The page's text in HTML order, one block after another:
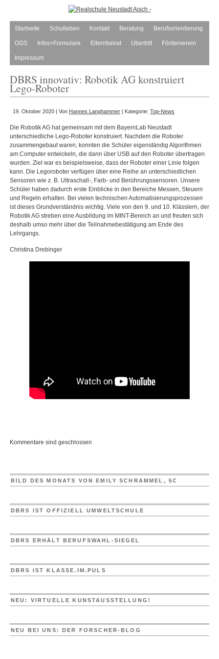
Startseite Schulleben Kontakt Beratung Berufsorientierung
OGS Infos+Formulare Elternbeirat Übertritt Förderverein
Impressum
DBRS innovativ: Robotik AG konstruiert
Lego-Roboter
19. Oktober 2020 | Von Hannes Langhammer | Kategorie: Top-News
Die Robotik AG hat gemeinsam mit dem BayernLab Neustadt
unterschiedliche Lego-Roboter konstruiert. Nachdem die Roboter
zusammengebaut waren, konnten die Schüler eigenständig Algorithmen
am Computer entwickeln, die dann über USB auf den Roboter übertragen
wurden. Ziel war es beispielsweise, dass der Roboter einer Linie folgen
kann. Die Legoroboter verfügen über eine Reihe an unterschiedlichen
Sensoren wie z. B. Ultraschall-, Farb- und Berührungssensoren. Unsere
Schüler haben dadurch erste Einblicke in den Bereiche Messen, Steuern
und Regeln erhalten. Bei vielen technischen Automatisierungsprozessen
ist dieses Grundverständnis wichtig. Viele von den 9. und 10. Klässlern, der
Robotik AG streben eine Ausbildung im MINT-Bereich an und freuten sich
deshalb umso mehr über die Teilnahmebestätigung am Ende des
Lehrgangs.
Christina Drebinger
Kommentare sind geschlossen
BILD DES MONATS VON EMILY SCHRAMMEL, 5C
DBRS IST OFFIZIELL UMWELTSCHULE
DBRS ERHÄLT BERUFSWAHL-SIEGEL
DBRS IST KLASSE.IM.PULS
NEU: VIRTUELLE KUNSTAUSSTELLUNG!
NEU BEI UNS: DER FORSCHER-BLOG